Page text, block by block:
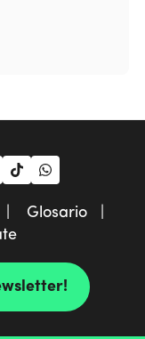
|
Glosario |